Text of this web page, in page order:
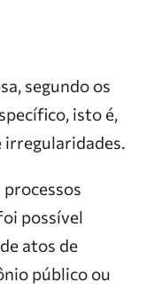
segundo os
isto é,
irregularidades.
possível
atos de
público ou